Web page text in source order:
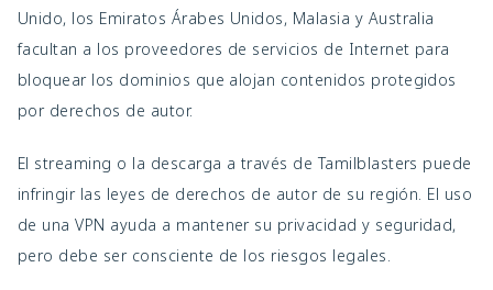
Unido, los Emiratos Árabes Unidos, Malasia y Australia
facultan a los proveedores de servicios de Internet para
bloquear los dominios que alojan contenidos protegidos
por derechos de autor.
El streaming o la descarga a través de Tamilblasters puede
infringir las leyes de derechos de autor de su región. El uso
de una VPN ayuda a mantener su privacidad y seguridad,
pero debe ser consciente de los riesgos legales.